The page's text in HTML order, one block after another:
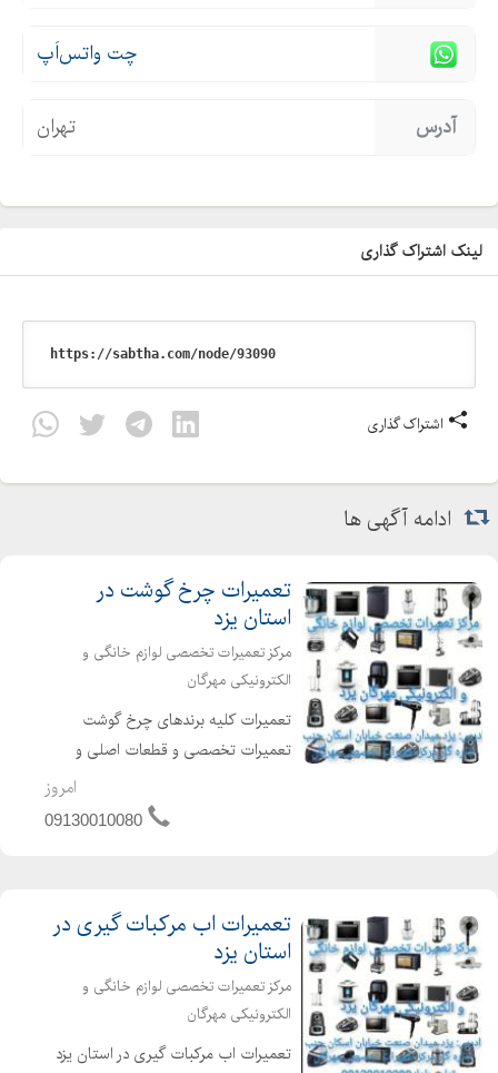
چت واتس‌اَپ
آدرس تهران
لینک اشتراک گذاری
اشتراک گذاری
ادامه آگهی ها
تعمیرات چرخ گوشت در
استان یزد
مرکز تعمیرات تخصصی لوازم خانگی و
الکترونیکی مهرگان
تعمیرات کلیه برندهای چرخ گوشت
تعمیرات تخصصی و قطعات اصلی و
اورجینال تعمیر انواع برندهای چرخ گوشت
رفع خرابی چرخ گوشت با هرمشکلی که
امروز
09130010080
تعمیرات اب مرکبات گیری در
استان یزد
مرکز تعمیرات تخصصی لوازم خانگی و
الکترونیکی مهرگان
تعمیرات اب مرکبات گیری در استان یزد